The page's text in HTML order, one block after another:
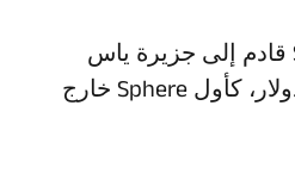
Sphere Abu Dhabi قادم إلى جزيرة ياس
باستثمار 1.7 مليار دولار، كأول Sphere خارج